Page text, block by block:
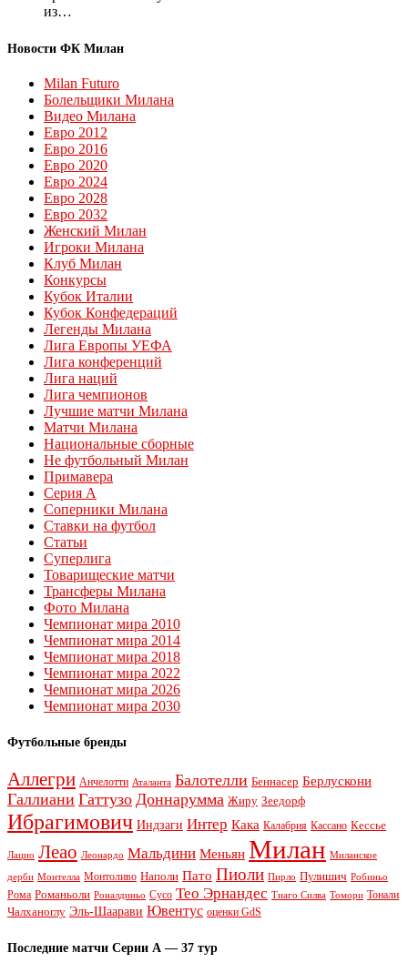
из…
Новости ФК Милан
Milan Futuro
Болельщики Милана
Видео Милана
Евро 2012
Евро 2016
Евро 2020
Евро 2024
Евро 2028
Евро 2032
Женский Милан
Игроки Милана
Клуб Милан
Конкурсы
Кубок Италии
Кубок Конфедераций
Легенды Милана
Лига Европы УЕФА
Лига конференций
Лига наций
Лига чемпионов
Лучшие матчи Милана
Матчи Милана
Национальные сборные
Не футбольный Милан
Примавера
Серия А
Соперники Милана
Ставки на футбол
Статьи
Суперлига
Товарищеские матчи
Трансферы Милана
Фото Милана
Чемпионат мира 2010
Чемпионат мира 2014
Чемпионат мира 2018
Чемпионат мира 2022
Чемпионат мира 2026
Чемпионат мира 2030
Футбольные бренды
Аллегри Анчелотти Аталанта Балотелли Беннасер Берлускони
Галлиани Гаттузо Доннарумма Жиру Зеедорф
Ибрагимович Индзаги Интер Кака Калабрия Кассано Кессье
Лацио Леао Леонардо Мальдини Меньян Милан Миланское
дерби Монтелла Монтоливо Наполи Пато Пиоли Пирло Пулишич Робиньо
Рома Романьоли Роналдиньо Сусо Тео Эрнандес Тиаго Силва Томори Тонали
Чалханоглу Эль-Шаарави Ювентус оценки GdS
Последние матчи Серии А — 37 тур